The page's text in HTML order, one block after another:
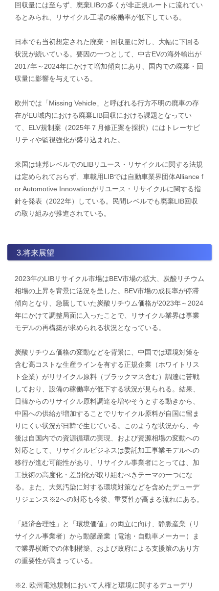
回収量には至らず、廃棄LIBの多くが非正規ルートに流れてい
るとみられ、リサイクル工場の稼働率が低下している。
日本でも当初想定された廃棄・回収量に対し、大幅に下回る
状況が続いている。要因の一つとして、中古EVの海外輸出が
2017年～2024年にかけて増加傾向にあり、国内での廃棄・回
収量に影響を与えている。
欧州では「Missing Vehicle」と呼ばれる行方不明の廃車の存
在がEU域内における廃棄LIB回収における課題となってい
て、ELV規制案（2025年７月修正案を採択）にはトレーサビ
リティや監視強化が盛り込まれた。
​米国は連邦レベルでのLIBリユース・リサイクルに関する法規
は定められておらず、車載用LIBでは自動車業界団体Alliance f
or Automotive Innovationがリユース・リサイクルに関する指
針を発表（2022年）している。民間レベルでも廃棄LIB回収
の取り組みが推進されている。
3.将来展望
2023年のLIBリサイクル市場はBEV市場の拡大、炭酸リチウム
相場の上昇を背景に活況を呈した。BEV市場の成長率が停滞
傾向となり、急騰していた炭酸リチウム価格が2023年～2024
年にかけて調整局面に入ったことで、リサイクル業界は事業
モデルの再構築が求められる状況となっている。
炭酸リチウム価格の変動などを背景に、中国では環境対策を
含む高コストな生産ラインを有する正規企業（ホワイトリス
ト企業）がリサイクル原料（ブラックマス含む）調達に苦戦
しており、設備の稼働率が低下する状況が見られる。結果、
日韓からのリサイクル原料調達を増やそうとする動きから、
中国への供給が増加することでリサイクル原料が自国に留ま
りにくい状況が日韓で生じている。このような状況から、今
後は自国内での資源循環の実現、および資源相場の変動への
対応として、リサイクルビジネスは委託加工事業モデルへの
移行が進む可能性があり、リサイクル事業者にとっては、加
工技術の高度化・差別化が取り組むべきテーマの一つにな
る。また、大気汚染に対する環境対策などを含めたデューデ
リジェンス※2への対応も今後、重要性が高まる流れにある。
「経済合理性」と「環境価値」の両立に向け、静脈産業（リ
サイクル事業者）から動脈産業（電池・自動車メーカー）ま
で業界横断での体制構築、および政府による支援策のあり方
の重要性が高まっている。
※2. 欧州電池規制において人権と環境に関するデューデリ